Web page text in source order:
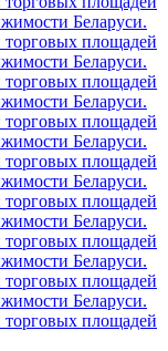
Беларуси.
торговых площадей
Беларуси.
торговых площадей
Беларуси.
торговых площадей
Беларуси.
торговых площадей
Беларуси.
торговых площадей
Беларуси.
торговых площадей
Беларуси.
торговых площадей
Беларуси.
торговых площадей